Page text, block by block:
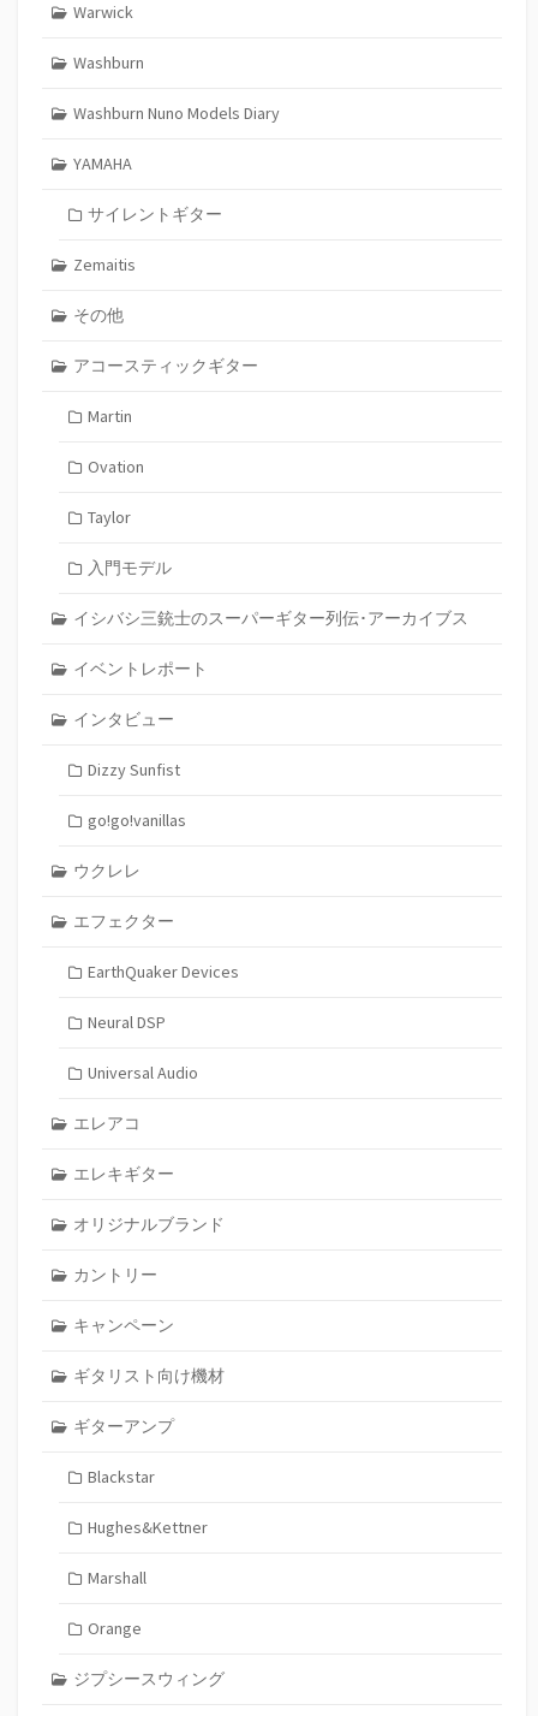
Warwick
Washburn
Washburn Nuno Models Diary
YAMAHA
サイレントギター
Zemaitis
その他
アコースティックギター
Martin
Ovation
Taylor
入門モデル
イシバシ三銃士のスーパーギター列伝･アーカイブス
イベントレポート
インタビュー
Dizzy Sunfist
go!go!vanillas
ウクレレ
エフェクター
EarthQuaker Devices
Neural DSP
Universal Audio
エレアコ
エレキギター
オリジナルブランド
カントリー
キャンペーン
ギタリスト向け機材
ギターアンプ
Blackstar
Hughes&Kettner
Marshall
Orange
ジプシースウィング